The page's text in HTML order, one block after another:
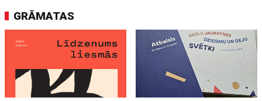
GRĀMATAS